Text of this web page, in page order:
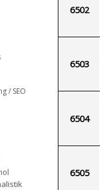
/ SEO
6502
6503
6504
6505